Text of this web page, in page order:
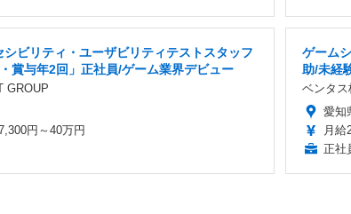
シビリティ・ユーザビリティテストスタッフ
・賞与年2回」正社員/ゲーム業界デビュー
GROUP
円～40万円
ゲーム
助/未経
ベンタス
愛知
月給
正社